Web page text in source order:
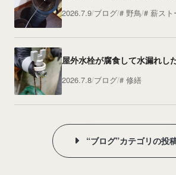
2026.7.9 ブログ 野鳥 薪スト
屋外水栓が腐食して水漏れし
2026.7.8 ブログ 修繕
“ブログ”カテゴリの投